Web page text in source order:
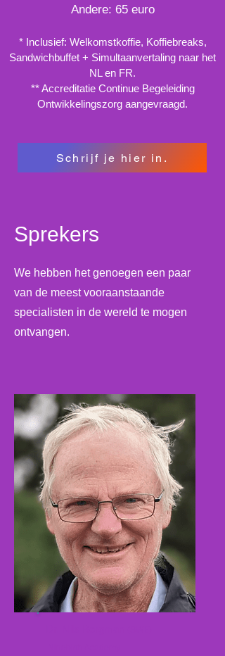
Andere: 65 euro
* Inclusief: Welkomstkoffie, Koffiebreaks,
Sandwichbuffet + Simultaanvertaling naar het
NL en FR.
** Accreditatie Continue Begeleiding
Ontwikkelingszorg aangevraagd.
Schrijf je hier in.
Sprekers
We hebben het genoegen een paar
van de meest vooraanstaande
specialisten in de wereld te mogen
ontvangen.